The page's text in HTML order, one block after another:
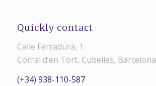
Quickly contact
Calle Ferradura, 1
Corral d’en Tort, Cubelles, Barcelona
(+34) 938-110-587